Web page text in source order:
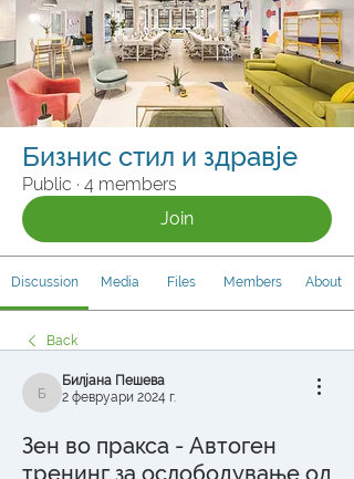
Бизнис стил и здравје
Public · 4 members
Join
Discussion Media Files Members About
Back
Билјана Пешева
Билјана Пешева
2 февруари 2024 г.
Зен во пракса - Автоген